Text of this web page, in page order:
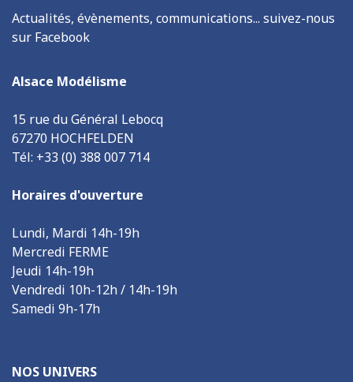
Actualités, évènements, communications... suivez-nous
sur Facebook
Alsace Modélisme
15 rue du Général Lebocq
67270 HOCHFELDEN
Tél: +33 (0) 388 007 714
Horaires d'ouverture
Lundi, Mardi 14h-19h
Mercredi FERME
Jeudi 14h-19h
Vendredi 10h-12h / 14h-19h
Samedi 9h-17h
NOS UNIVERS